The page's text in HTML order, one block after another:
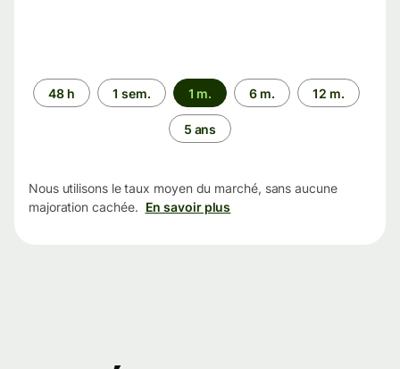
Période
48 h 1 sem. 1 m. 6 m. 12 m.
5 ans
Nous utilisons le taux moyen du marché, sans aucune
majoration cachée. En savoir plus